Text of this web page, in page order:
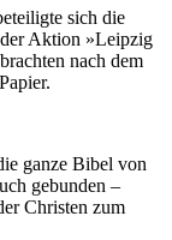
sich die
Aktion »Leipzig
nach dem
ganze Bibel von
gebunden –
Christen zum